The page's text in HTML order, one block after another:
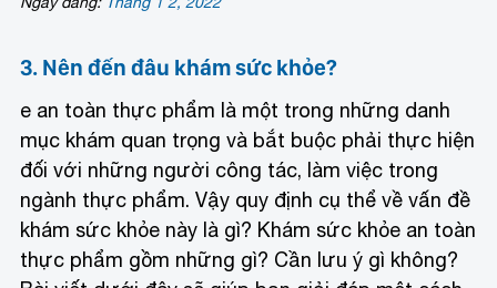
3. Nên đến đâu khám sức khỏe?
e an toàn thực phẩm là một trong những danh
mục khám quan trọng và bắt buộc phải thực hiện
đối với những người công tác, làm việc trong
ngành thực phẩm. Vậy quy định cụ thể về vấn đề
khám sức khỏe này là gì? Khám sức khỏe an toàn
thực phẩm gồm những gì? Cần lưu ý gì không?